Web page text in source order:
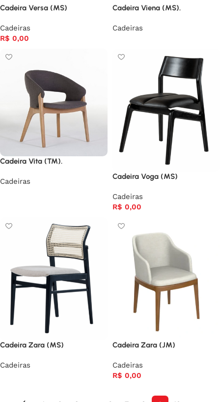
Cadeira Versa (MS)
Cadeiras
R$ 0,00
Cadeira Viena (MS).
Cadeiras
Cadeira Vita (TM).
Cadeiras
Cadeira Voga (MS)
Cadeiras
R$ 0,00
Cadeira Zara (MS)
Cadeiras
Cadeira Zara (JM)
Cadeiras
R$ 0,00